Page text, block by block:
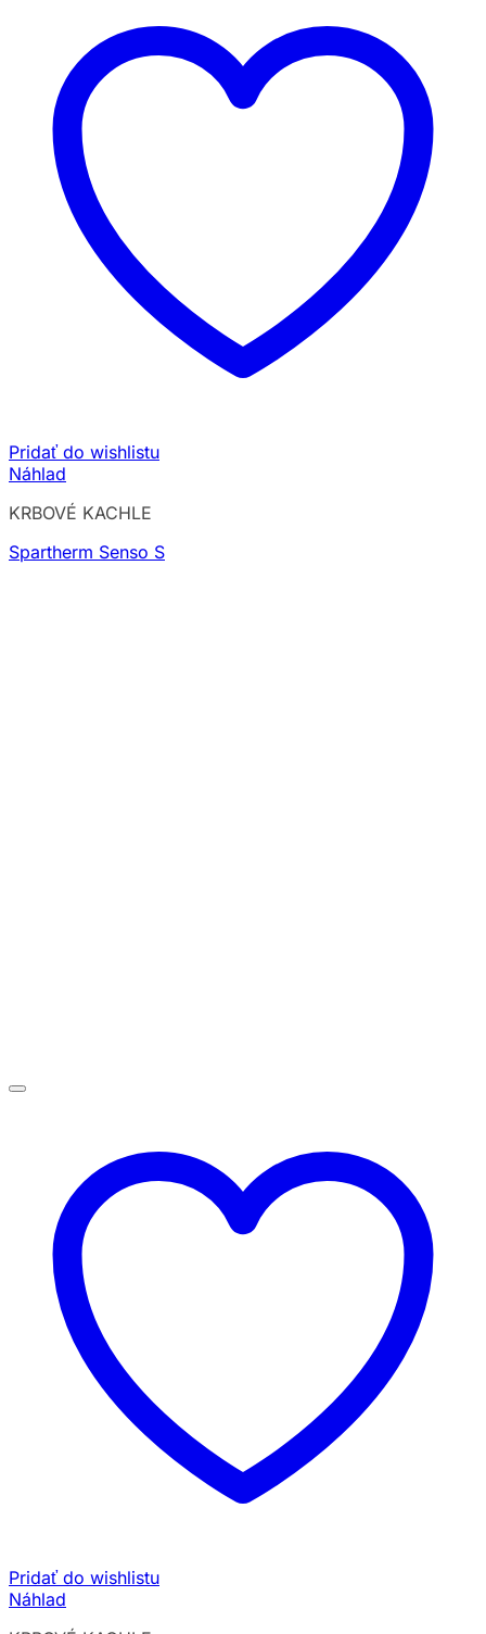
Pridať do wishlistu
Náhlad
KRBOVÉ KACHLE
Spartherm Senso S
Pridať do wishlistu
Náhlad